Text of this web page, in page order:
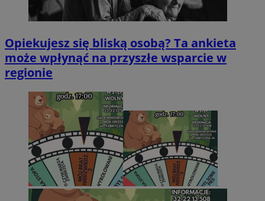
Opiekujesz się bliską osobą? Ta ankieta
może wpłynąć na przyszłe wsparcie w
regionie